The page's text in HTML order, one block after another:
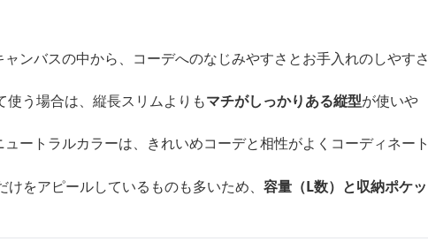
ンバスの中から、コーデへのなじみやすさとお手入れのしやすさ
使う場合は、縦長スリムよりもマチがしっかりある縦型が使いや
ートラルカラーは、きれいめコーデと相性がよくコーディネート
をアピールしているものも多いため、 容量（L数）と収納ポケッ